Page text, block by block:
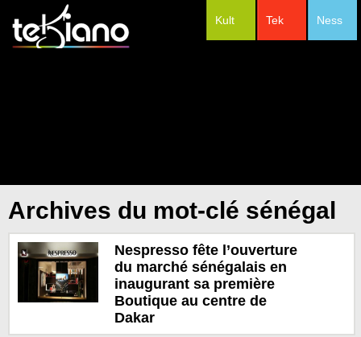
Ness
Tek
Kult
Archives du mot-clé sénégal
Nespresso fête l’ouverture
du marché sénégalais en
inaugurant sa première
Boutique au centre de
Dakar